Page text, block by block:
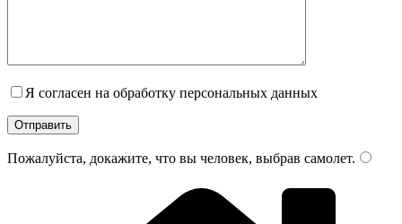
Я согласен на обработку персональных данных
Пожалуйста, докажите, что вы человек, выбрав самолет.